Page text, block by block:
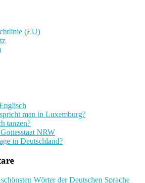
(EU)
man in Luxemburg?
tanzen?
NRW
in Deutschland?
Wörter der Deutschen Sprache